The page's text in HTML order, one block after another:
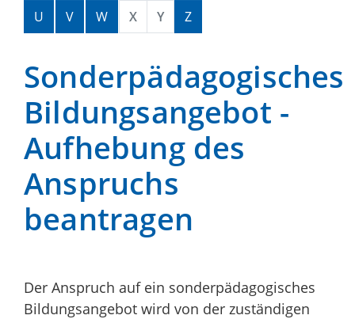
U
V W X Y Z
Sonderpädagogisches
Bildungsangebot -
Aufhebung des
Anspruchs
beantragen
Der Anspruch auf ein sonderpädagogisches
Bildungsangebot wird von der zuständigen